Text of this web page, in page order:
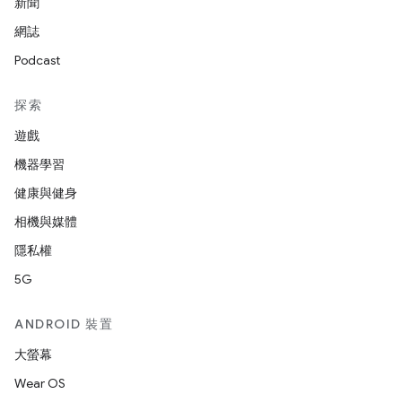
網誌
Podcast
探索
遊戲
機器學習
健康與健身
相機與媒體
隱私權
5G
ANDROID 裝置
大螢幕
Wear OS